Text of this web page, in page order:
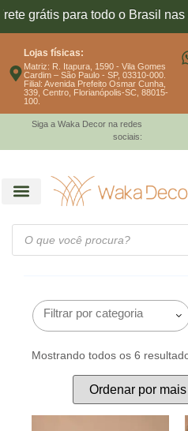
grátis para todo o Brasil nas
Lojas físicas:
Matriz: R. Itapura, 1590 - Vila Gomes
Cardim – São Paulo - SP, 03310-000.
Filial: Avenida Prefeito Osmar Cunha,
339, Centro, Florianópolis-SC, 88015-
100.
Siga a Waka Decor na redes
sociais:
Mostrando todos os 6